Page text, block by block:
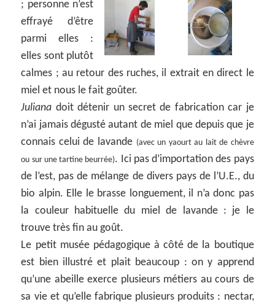
; personne n’est
effrayé d’être
parmi elles :
elles sont plutôt
calmes ; au retour des ruches, il extrait en direct le
miel et nous le fait goûter.
Juliana doit détenir un secret de fabrication car je
n’ai jamais dégusté autant de miel que depuis que je
connais celui de lavande (avec un yaourt au lait de chèvre
ou sur une tartine beurrée). Ici pas d’importation des pays
de l’est, pas de mélange de divers pays de l’U.E., du
bio alpin. Elle le brasse longuement, il n’a donc pas
la couleur habituelle du miel de lavande : je le
trouve très fin au goût.
Le petit musée pédagogique à côté de la boutique
est bien illustré et plait beaucoup : on y apprend
qu’une abeille exerce plusieurs métiers au cours de
sa vie et qu’elle fabrique plusieurs produits : nectar,